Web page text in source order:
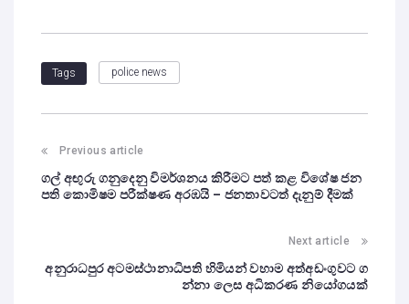
Tags police news
Previous article
ගල් අඟුරු ගනුදෙනු විමර්ශනය කිරීමට පත් කළ විශේෂ ජන
පති කොමිෂම පරීක්ෂණ අරඹයි – ජනතාවටත් දැනුම් දීමක්
Next article
අනුරාධපුර අටමස්ථානාධිපති හිමියන් වහාම අත්අඩංගුවට ග
න්නා ලෙස අධිකරණ නියෝගයක්